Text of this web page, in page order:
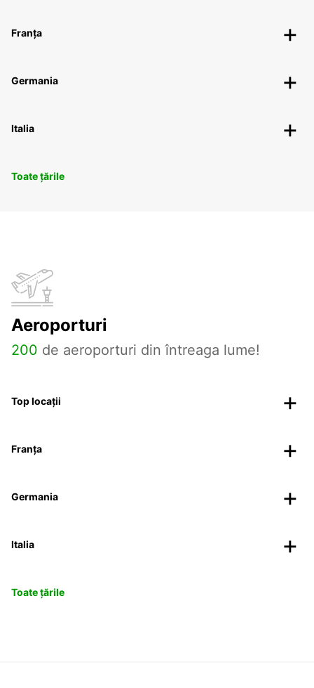
Franța
Germania
Italia
Toate țările
Aeroporturi
200 de aeroporturi din întreaga lume!
Top locații
Franța
Germania
Italia
Toate țările